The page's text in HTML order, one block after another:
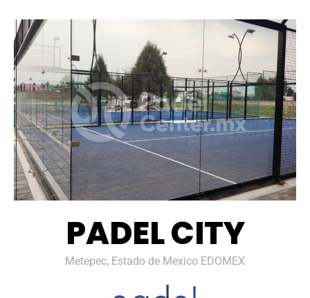
PADEL CITY
Metepec, Estado de Mexico EDOMEX